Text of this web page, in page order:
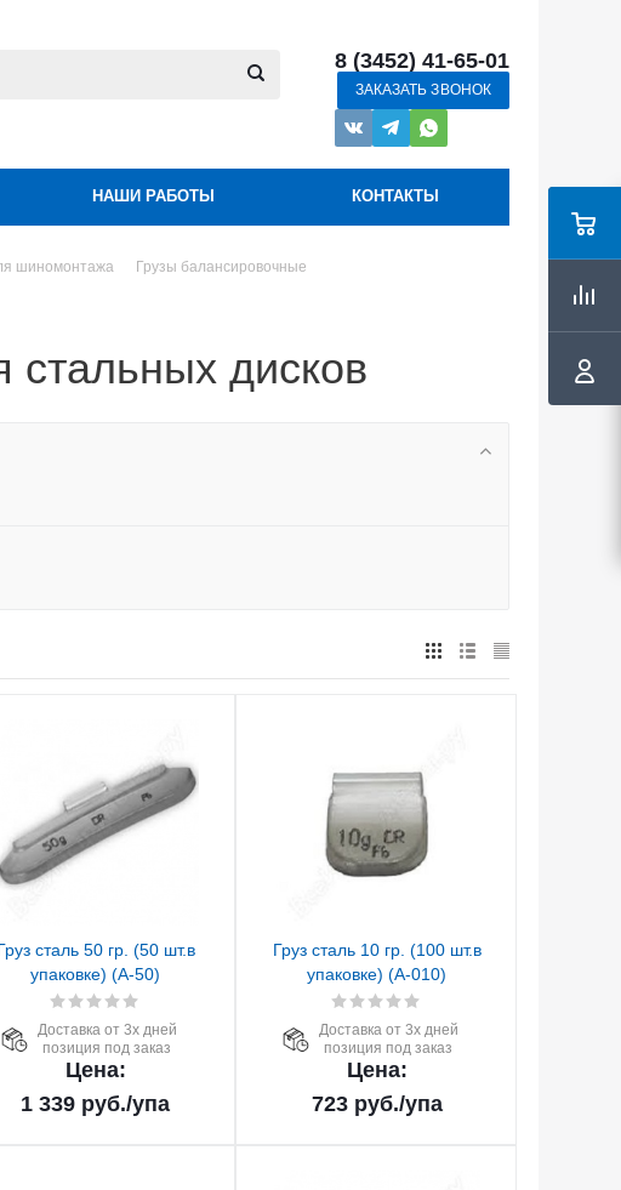
8 (3452) 41-65-01
ЗАКАЗАТЬ ЗВОНОК
НАШИ РАБОТЫ КОНТАКТЫ
шиномонтажа
Грузы балансировочные
дисков
сталь 50 гр. (50 шт.в
упаковке) (А-50)
Доставка от 3х дней
позиция под заказ
Цена:
1 339 руб./упа
Груз сталь 10 гр. (100 шт.в
упаковке) (А-010)
Доставка от 3х дней
позиция под заказ
Цена:
723руб./упа